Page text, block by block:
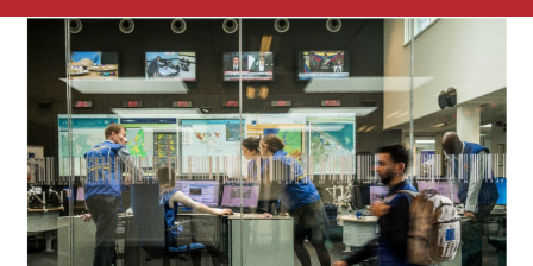
JUILLET 24, 2026